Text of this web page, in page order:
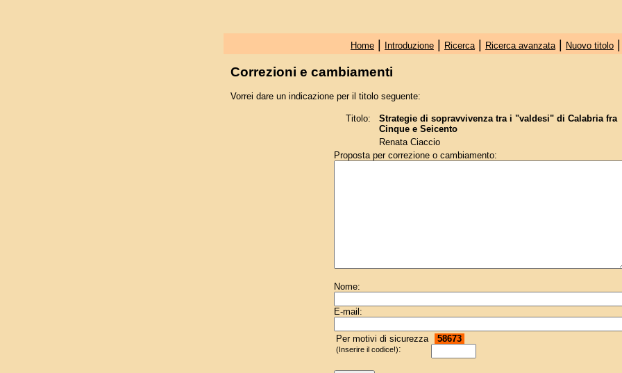
Home| Introduzione| Ricerca| Ricerca avanzata| Nuovo titolo|
Correzioni e cambiamenti
Vorrei dare un indicazione per il titolo seguente:
Titolo:
Strategie di sopravvivenza tra i "valdesi" di Calabria fra
Cinque e Seicento
Renata Ciaccio
Proposta per correzione o cambiamento:
Nome:
E-mail:
Per motivi di sicurezza
(Inserire il codice!):
58673